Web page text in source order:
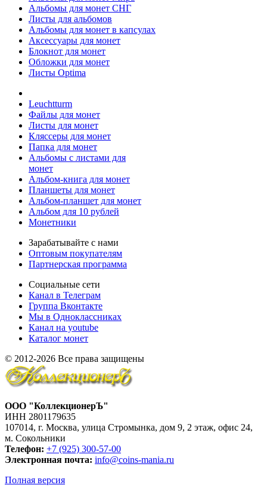
Альбомы для монет СНГ
Листы для альбомов
Альбомы для монет в капсулах
Аксессуары для монет
Блокнот для монет
Обложки для монет
Листы Optima
Leuchtturm
Файлы для монет
Листы для монет
Кляссеры для монет
Папка для монет
Альбомы с листами для
монет
Альбом-книга для монет
Планшеты для монет
Альбом-планшет для монет
Альбом для 10 рублей
Монетники
Зарабатывайте с нами
Оптовым покупателям
Партнерская программа
Социальные сети
Канал в Телеграм
Группа Вконтакте
Мы в Одноклассниках
Канал на youtube
Каталог монет
© 2012-2026 Все права защищены
ООО "КоллекционерЪ"
ИНН 2801179635
107014, г. Москва, улица Стромынка, дом 9, 2 этаж, офис 24,
м. Сокольники
Телефон: +7 (925) 300-57-00
Электронная почта: info@coins-mania.ru
Полная версия